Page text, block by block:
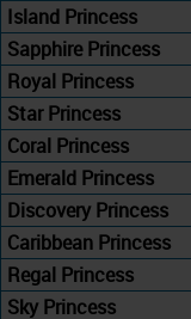
Island Princess
Sapphire Princess
Royal Princess
Star Princess
Coral Princess
Emerald Princess
Discovery Princess
Caribbean Princess
Regal Princess
Sky Princess